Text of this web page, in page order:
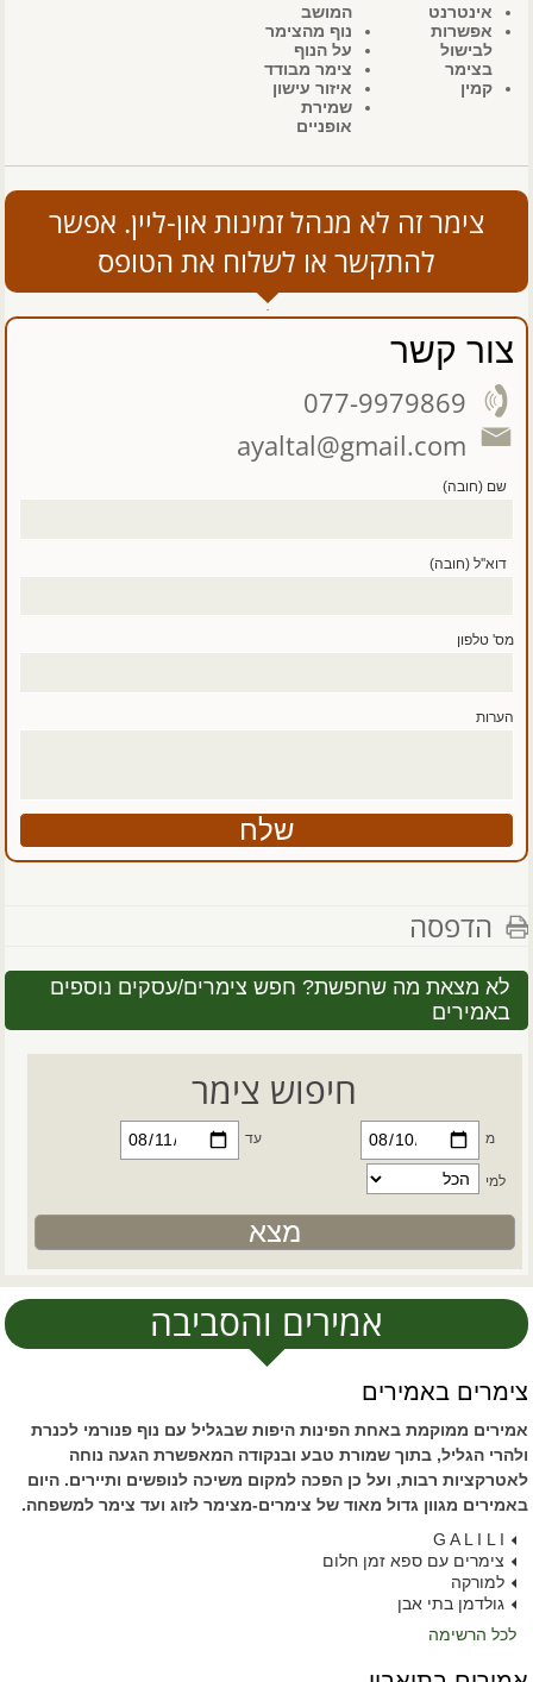
אינטרנט
אפשרות
לבישול
בצימר
קמין
המושב
נוף מהצימר
על הנוף
צימר מבודד
איזור עישון
שמירת
אופניים
צימר זה לא מנהל זמינות און-ליין. אפשר
להתקשר או לשלוח את הטופס
צור קשר
077-9979869
ayaltal@gmail.com
שם (חובה)
דוא''ל (חובה)
מס' טלפון
הערות
הדפסה
לא מצאת מה שחפשת? חפש צימרים/עסקים נוספים
באמירים
חיפוש צימר
מ עד
למי
אמירים והסביבה
צימרים באמירים
אמירים ממוקמת באחת הפינות היפות שבגליל עם נוף פנורמי לכנרת
ולהרי הגליל, בתוך שמורת טבע ובנקודה המאפשרת הגעה נוחה
לאטרקציות רבות, ועל כן הפכה למקום משיכה לנופשים ותיירים. היום
באמירים מגוון גדול מאוד של צימרים-מצימר לזוג ועד צימר למשפחה.
G A L I L I
צימרים עם ספא זמן חלום
למורקה
גולדמן בתי אבן
לכל הרשימה